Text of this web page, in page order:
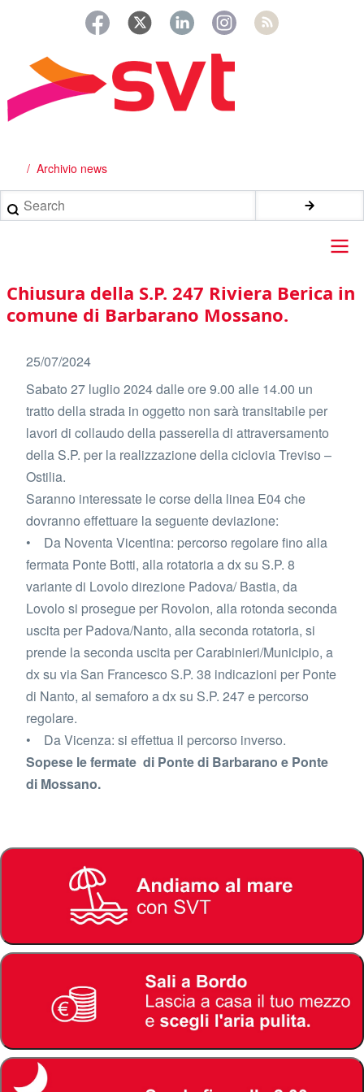
principale
Briciole
di
pane
Archivio news
Search
Main
navigation
Chiusura della S.P. 247 Riviera Berica in
comune di Barbarano Mossano.
25/07/2024
Sabato 27 luglio 2024 dalle ore 9.00 alle 14.00 un
tratto della strada in oggetto non sarà transitabile per
lavori di collaudo della passerella di attraversamento
della S.P. per la realizzazione della ciclovia Treviso –
Ostilia.
Saranno interessate le corse della linea E04 che
dovranno effettuare la seguente deviazione:
• Da Noventa Vicentina: percorso regolare fino alla
fermata Ponte Botti, alla rotatoria a dx su S.P. 8
variante di Lovolo direzione Padova/ Bastia, da
Lovolo si prosegue per Rovolon, alla rotonda seconda
uscita per Padova/Nanto, alla seconda rotatoria, si
prende la seconda uscita per Carabinieri/Municipio, a
dx su via San Francesco S.P. 38 indicazioni per Ponte
di Nanto, al semaforo a dx su S.P. 247 e percorso
regolare.
• Da Vicenza: si effettua il percorso inverso.
Sopese le fermate di Ponte di Barbarano e Ponte
di Mossano.